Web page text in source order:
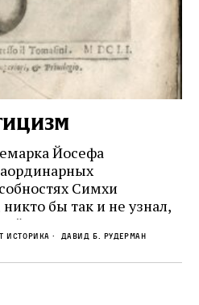
Йосефа
Симхи
бы так и не узнал,
и несколько
талмудист имел
научной деятельности.
лет,
Луццатто был
историка Давид Б. Рудерман